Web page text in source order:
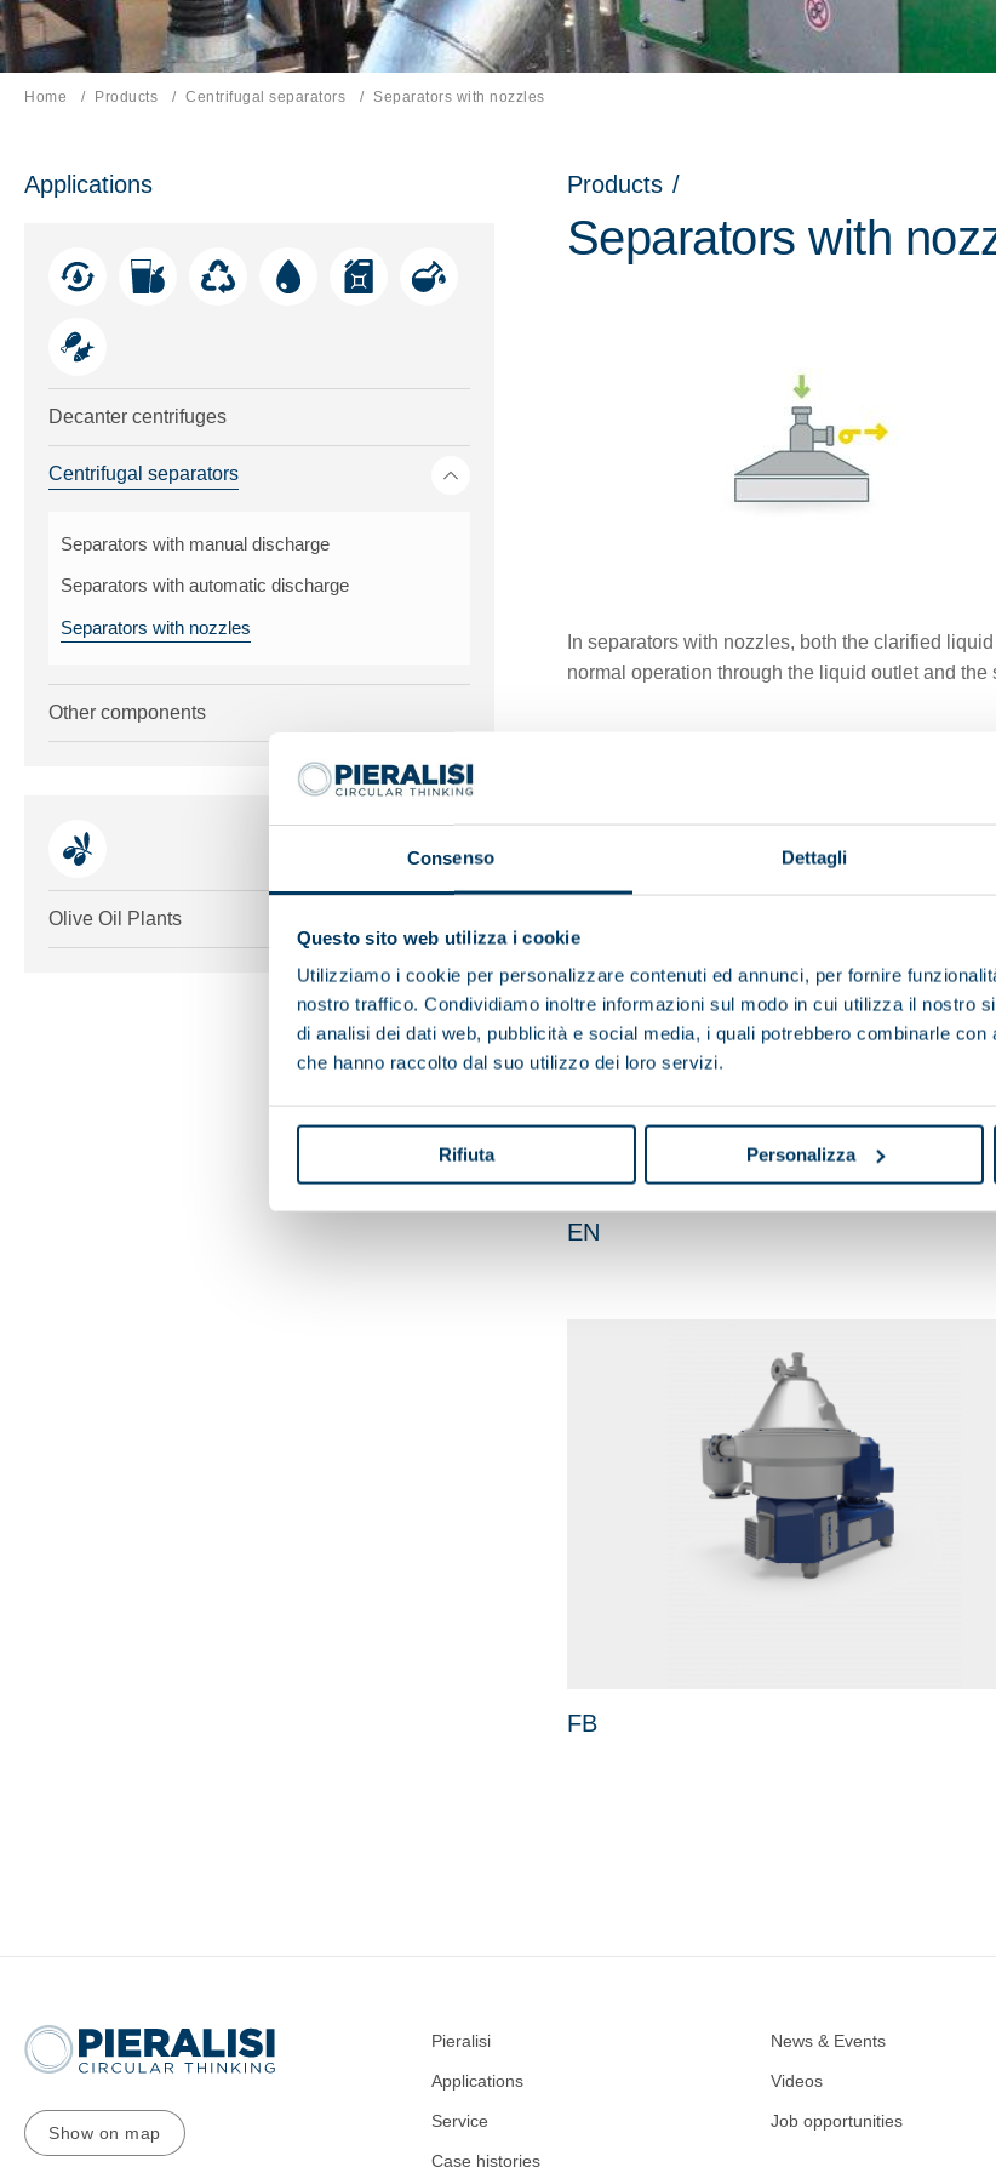
Consenso Dettagli
Questo sito web utilizza i cookie
Utilizziamo i cookie per personalizzare contenuti ed annunci, per fornire
nostro traffico. Condividiamo inoltre informazioni sul modo in cui utilizza il nostro
di analisi dei dati web, pubblicità e social media, i quali potrebbero combinarle
che hanno raccolto dal suo utilizzo dei loro servizi.
Rifiuta Personalizza
Home Products Centrifugal separators Current page:
Separators with nozzles
Applications
Decanter centrifuges
Centrifugal separators
Separators with manual discharge
Separators with automatic discharge
Separators with nozzles
Other components
Olive Oil Plants
Products /
Separators with
In separators with nozzles, both the clarified
normal operation through the liquid outlet and
EN
FB
Show on map
Pieralisi
Applications
Service
Case histories
News & Events
Videos
Job opportunities